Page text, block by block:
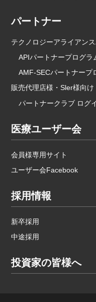
パートナー
テクノロジーアライアン
APIパートナープログラ
AMF-SECパートナープ
販売代理店様・Sler様向け
パートナークラブ ログ
医療ユーザー会
会員様専用サイト
ユーザー会Facebook
採用情報
新卒採用
中途採用
投資家の皆様へ